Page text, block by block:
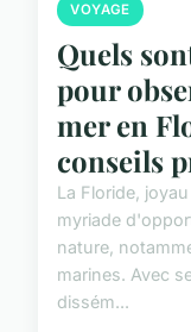
VOYAGE
Quels
pour
mer en
conseils
La Floride,
myriade
nature,
marines. Avec
dissém...